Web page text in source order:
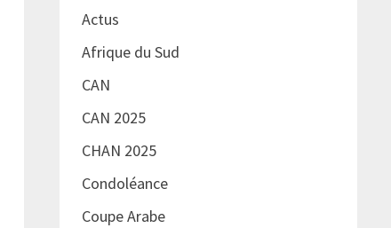
Actus
Afrique du Sud
CAN
CAN 2025
CHAN 2025
Condoléance
Coupe Arabe